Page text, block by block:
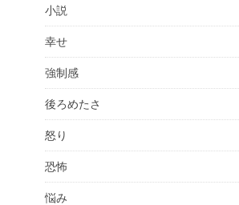
小説
幸せ
強制感
後ろめたさ
怒り
恐怖
悩み